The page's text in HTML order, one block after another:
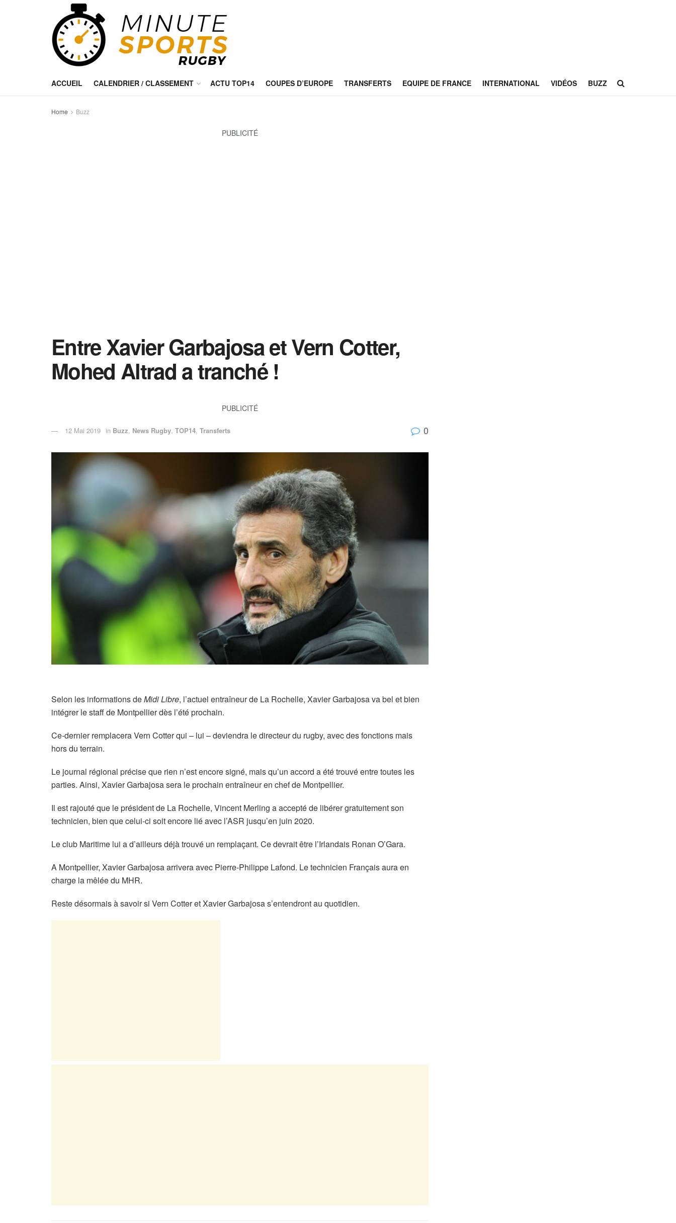
ACCUEIL CALENDRIER / CLASSEMENT ACTU TOP14 COUPES D’EUROPE TRANSFERTS EQUIPE DE FRANCE INTERNATIONAL VIDÉOS BUZZ
Home Buzz
PUBLICITÉ
Entre Xavier Garbajosa et Vern Cotter,
Mohed Altrad a tranché !
PUBLICITÉ
12 Mai 2019 in Buzz, News Rugby, TOP14, Transferts 0
Selon les informations deMidi Libre, l’actuel entraîneur de La Rochelle, Xavier Garbajosa va bel et bien
intégrer le staff de Montpellier dès l’été prochain.
Ce-dernier remplacera Vern Cotter qui – lui – deviendra le directeur du rugby, avec des fonctions mais
hors du terrain.
Le journal régional précise que rien n’est encore signé, mais qu’un accord a été trouvé entre toutes les
parties. Ainsi, Xavier Garbajosa sera le prochain entraîneur en chef de Montpellier.
Il est rajouté que le président de La Rochelle, Vincent Merling a accepté de libérer gratuitement son
technicien, bien que celui-ci soit encore lié avec l’ASR jusqu’en juin 2020.
Le club Maritime lui a d’ailleurs déjà trouvé un remplaçant. Ce devrait être l’Irlandais Ronan O’Gara.
A Montpellier, Xavier Garbajosa arrivera avec Pierre-Philippe Lafond. Le technicien Français aura en
charge la mêlée du MHR.
Reste désormais à savoir si Vern Cotter et Xavier Garbajosa s’entendront au quotidien.